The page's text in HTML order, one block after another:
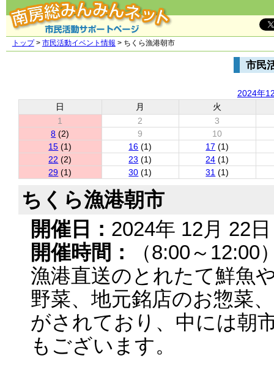
トップ> 市民活動イベント情報 > ちくら漁港朝市
市民
2024年
日
月
火
1
2
3
8 (2) 9
10
15 (1) 16 (1) 17 (1)
22 (2) 23 (1) 24 (1)
29 (1) 30 (1) 31 (1)
ちくら漁港朝市
開催日： 2024年 12月 22日
開催時間：
（8:00～12:00
漁港直送のとれたて鮮魚
野菜、地元銘店のお惣菜
がされており、中には朝
もございます。